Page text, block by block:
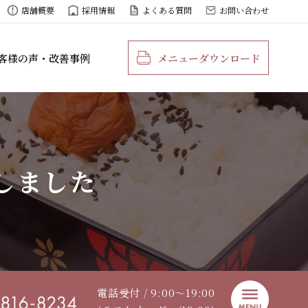
店舗概要 採用情報 よくある質問 お問い合わせ
様の声・改善事例 メニューダウンロード
ました
電話受付 / 9:00〜19:00